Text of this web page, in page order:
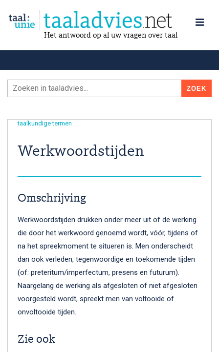
Het antwoord op al uw vragen over taal
taalkundige termen
Werkwoordstijden
Omschrijving
Werkwoordstijden drukken onder meer uit of de werking
die door het werkwoord genoemd wordt, vóór, tijdens of
na het spreekmoment te situeren is. Men onderscheidt
dan ook verleden, tegenwoordige en toekomende tijden
(of: preteritum/imperfectum, presens en futurum).
Naargelang de werking als afgesloten of niet afgesloten
voorgesteld wordt, spreekt men van voltooide of
onvoltooide tijden.
Zie ook